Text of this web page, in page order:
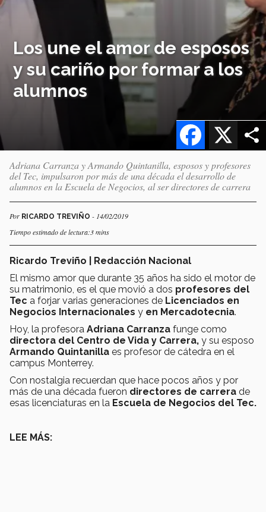
Los une el amor de esposos
y su cariño por formar a los
alumnos
X
Facebook
Adriana Carranza y Armando Quintanilla, esposos y profesores
del Tec, impulsaron por más de una década el desarrollo de
alumnos en la Escuela de Negocios, al ser directores de carrera
Por RICARDO TREVIÑO - 14/02/2019
Tiempo estimado de lectura:3 mins
Ricardo Treviño | Redacción Nacional
El mismo amor que durante 35 años ha sido el motor de
su matrimonio, es el que movió a dos profesores del
Tec a forjar varias generaciones de Licenciados en
Negocios Internacionales y en Mercadotecnia.
Hoy, la profesora Adriana Carranza funge como
directora del Centro de Vida y Carrera, y su esposo
Armando Quintanilla es profesor de cátedra en el
campus Monterrey.
Con nostalgia recuerdan que hace pocos años y por
más de una década fueron directores de carrera de
esas licenciaturas en la Escuela de Negocios del Tec.
LEE MÁS: